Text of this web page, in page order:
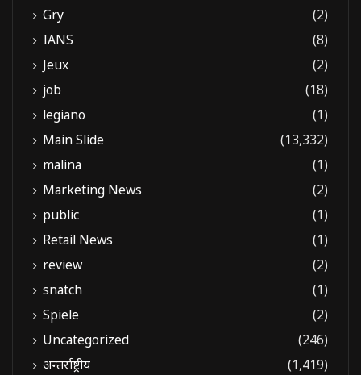
Gry
(2)
IANS
(8)
Jeux
(2)
job
(18)
legiano
(1)
Main Slide
(13,332)
malina
(1)
Marketing News
(2)
public
(1)
Retail News
(1)
review
(2)
snatch
(1)
Spiele
(2)
Uncategorized
(246)
अन्तर्राष्ट्रीय
(1,419)